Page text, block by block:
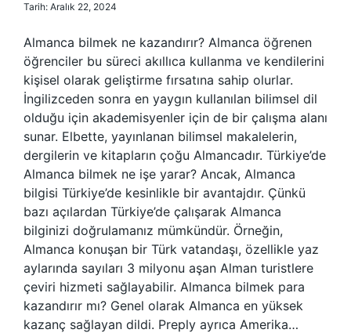
Tarih: Aralık 22, 2024
Almanca bilmek ne kazandırır? Almanca öğrenen
öğrenciler bu süreci akıllıca kullanma ve kendilerini
kişisel olarak geliştirme fırsatına sahip olurlar.
İngilizceden sonra en yaygın kullanılan bilimsel dil
olduğu için akademisyenler için de bir çalışma alanı
sunar. Elbette, yayınlanan bilimsel makalelerin,
dergilerin ve kitapların çoğu Almancadır. Türkiye’de
Almanca bilmek ne işe yarar? Ancak, Almanca
bilgisi Türkiye’de kesinlikle bir avantajdır. Çünkü
bazı açılardan Türkiye’de çalışarak Almanca
bilginizi doğrulamanız mümkündür. Örneğin,
Almanca konuşan bir Türk vatandaşı, özellikle yaz
aylarında sayıları 3 milyonu aşan Alman turistlere
çeviri hizmeti sağlayabilir. Almanca bilmek para
kazandırır mı? Genel olarak Almanca en yüksek
kazanç sağlayan dildi. Preply ayrıca Amerika…